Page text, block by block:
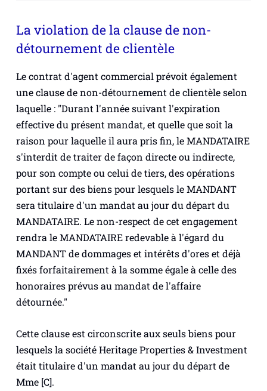
La violation de la clause de non-
détournement de clientèle
Le contrat d'agent commercial prévoit également
une clause de non-détournement de clientèle selon
laquelle : "Durant l'année suivant l'expiration
effective du présent mandat, et quelle que soit la
raison pour laquelle il aura pris fin, le MANDATAIRE
s'interdit de traiter de façon directe ou indirecte,
pour son compte ou celui de tiers, des opérations
portant sur des biens pour lesquels le MANDANT
sera titulaire d'un mandat au jour du départ du
MANDATAIRE. Le non-respect de cet engagement
rendra le MANDATAIRE redevable à l'égard du
MANDANT de dommages et intérêts d'ores et déjà
fixés forfaitairement à la somme égale à celle des
honoraires prévus au mandat de l'affaire
détournée."
Cette clause est circonscrite aux seuls biens pour
lesquels la société Heritage Properties & Investment
était titulaire d'un mandat au jour du départ de
Mme [C].